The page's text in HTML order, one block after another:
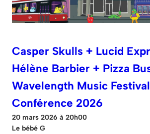
Casper Skulls + Lucid
Hélène Barbier + Pizza
Wavelength Music
Conférence 2026
20 mars 2026 à 20h00
Le bébé G